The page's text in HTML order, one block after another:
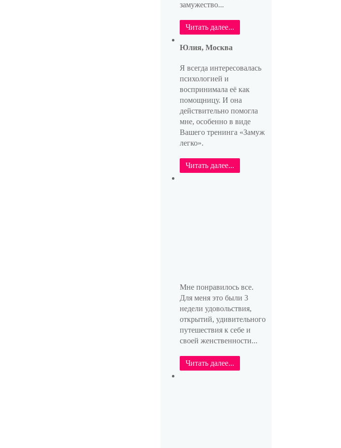
замужество...
Читать далее...
Юлия, Москва
Я всегда интересовалась
психологией и
воспринимала её как
помощницу. И она
действительно помогла
мне, особенно в виде
Вашего тренинга «Замуж
легко».
Читать далее...
Мне понравилось все.
Для меня это были 3
недели удовольствия,
открытий, удивительного
путешествия к себе и
своей женственности...
Читать далее...